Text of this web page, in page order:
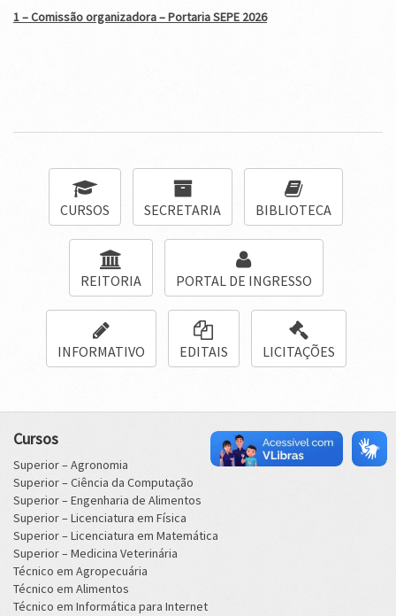
1 – Comissão organizadora – Portaria SEPE 2026
CURSOS SECRETARIA BIBLIOTECA
REITORIA PORTAL DE INGRESSO
INFORMATIVO EDITAIS LICITAÇÕES
Cursos
Superior – Agronomia
Superior – Ciência da Computação
Superior – Engenharia de Alimentos
Superior – Licenciatura em Física
Superior – Licenciatura em Matemática
Superior – Medicina Veterinária
Técnico em Agropecuária
Técnico em Alimentos
Técnico em Informática para Internet